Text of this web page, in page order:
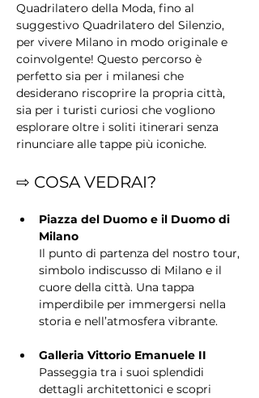
Quadrilatero della Moda, fino al
suggestivo Quadrilatero del Silenzio,
per vivere Milano in modo originale e
coinvolgente! Questo percorso è
perfetto sia per i milanesi che
desiderano riscoprire la propria città,
sia per i turisti curiosi che vogliono
esplorare oltre i soliti itinerari senza
rinunciare alle tappe più iconiche.
⇨ COSA VEDRAI?
Piazza del Duomo e il Duomo di
Milano
Il punto di partenza del nostro tour,
simbolo indiscusso di Milano e il
cuore della città. Una tappa
imperdibile per immergersi nella
storia e nell’atmosfera vibrante.
Galleria Vittorio Emanuele II
Passeggia tra i suoi splendidi
dettagli architettonici e scopri